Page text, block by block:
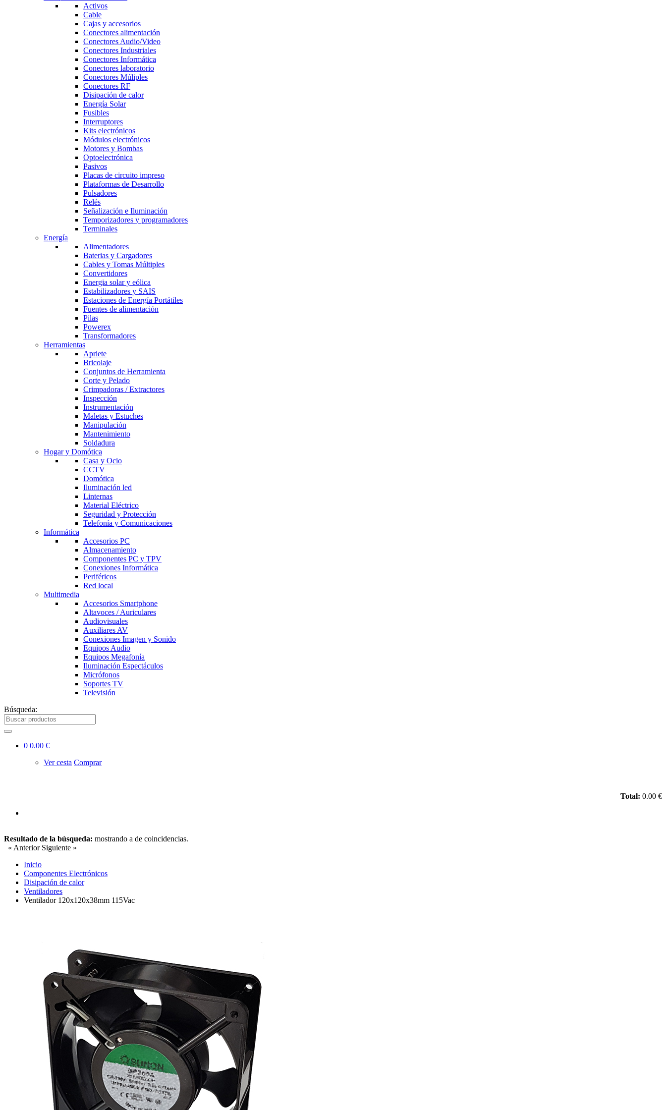
Activos
Cable
Cajas y accesorios
Conectores alimentación
Conectores Audio/Video
Conectores Industriales
Conectores Informática
Conectores laboratorio
Conectores Múliples
Conectores RF
Disipación de calor
Energía Solar
Fusibles
Interruptores
Kits electrónicos
Módulos electrónicos
Motores y Bombas
Optoelectrónica
Pasivos
Placas de circuito impreso
Plataformas de Desarrollo
Pulsadores
Relés
Señalización e Iluminación
Temporizadores y programadores
Terminales
Energía
Alimentadores
Baterias y Cargadores
Cables y Tomas Múltiples
Convertidores
Energia solar y eólica
Estabilizadores y SAIS
Estaciones de Energía Portátiles
Fuentes de alimentación
Pilas
Powerex
Transformadores
Herramientas
Apriete
Bricolaje
Conjuntos de Herramienta
Corte y Pelado
Crimpadoras / Extractores
Inspección
Instrumentación
Maletas y Estuches
Manipulación
Mantenimiento
Soldadura
Hogar y Domótica
Casa y Ocio
CCTV
Domótica
Iluminación led
Linternas
Material Eléctrico
Seguridad y Protección
Telefonía y Comunicaciones
Informática
Accesorios PC
Almacenamiento
Componentes PC y TPV
Conexiones Informática
Periféricos
Red local
Multimedia
Accesorios Smartphone
Altavoces / Auriculares
Audiovisuales
Auxiliares AV
Conexiones Imagen y Sonido
Equipos Audio
Equipos Megafonía
Iluminación Espectáculos
Micrófonos
Soportes TV
Televisión
Búsqueda:
0 0.00 €
Ver cesta Comprar
Total: 0.00 €
Resultado de la búsqueda: mostrando a de coincidencias.
« Anterior Siguiente »
Inicio
Componentes Electrónicos
Disipación de calor
Ventiladores
Ventilador 120x120x38mm 115Vac